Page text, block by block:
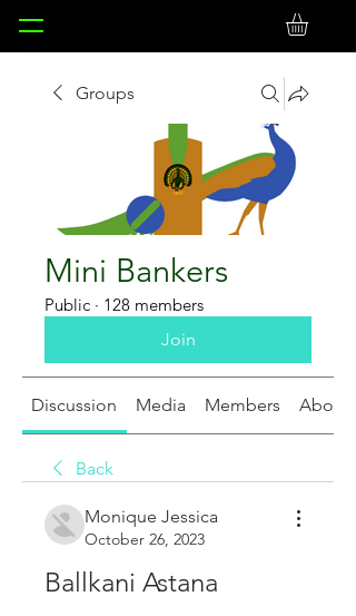
Groups
Mini Bankers
Public · 128 members
Join
Discussion Media Members About
Back
Monique Jessica
October 26, 2023
Ballkani Astana